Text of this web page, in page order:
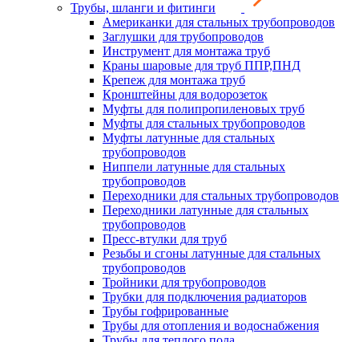
Трубы, шланги и фитинги
Американки для стальных трубопроводов
Заглушки для трубопроводов
Инструмент для монтажа труб
Краны шаровые для труб ППР,ПНД
Крепеж для монтажа труб
Кронштейны для водорозеток
Муфты для полипропиленовых труб
Муфты для стальных трубопроводов
Муфты латунные для стальных
трубопроводов
Ниппели латунные для стальных
трубопроводов
Переходники для стальных трубопроводов
Переходники латунные для стальных
трубопроводов
Пресс-втулки для труб
Резьбы и сгоны латунные для стальных
трубопроводов
Тройники для трубопроводов
Трубки для подключения радиаторов
Трубы гофрированные
Трубы для отопления и водоснабжения